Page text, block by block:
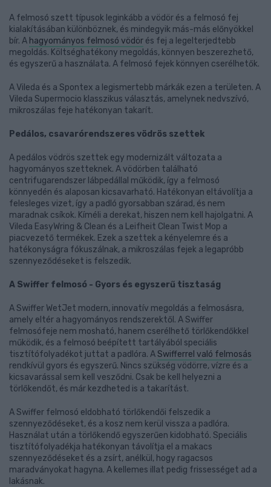
A felmosó szett típusok leginkább a vödör és a felmosó fej
kialakításában különböznek, és mindegyik más-más előnyökkel
bír. A hagyományos felmosó vödör és fej a legelterjedtebb
megoldás. Költséghatékony megoldás, könnyen beszerezhető,
és egyszerű a használata. A felmosó fejek könnyen cserélhetők.
A Vileda és a Spontex a legismertebb márkák ezen a területen. A
Vileda Supermocio klasszikus választás, amelynek nedvszívó,
mikroszálas feje hatékonyan takarít.
Pedálos, csavarórendszeres vödrös szettek
A pedálos vödrös szettek egy modernizált változata a
hagyományos szetteknek. A vödörben található
centrifugarendszer lábpedállal működik, így a felmosó
könnyedén és alaposan kicsavarható. Hatékonyan eltávolítja a
felesleges vizet, így a padló gyorsabban szárad, és nem
maradnak csíkok. Kíméli a derekat, hiszen nem kell hajolgatni. A
Vileda EasyWring & Clean és a Leifheit Clean Twist Mop a
piacvezető termékek. Ezek a szettek a kényelemre és a
hatékonyságra fókuszálnak, a mikroszálas fejek a legapróbb
szennyeződéseket is felszedik.
A Swiffer felmosó - Gyors és egyszerű tisztaság
A Swiffer WetJet modern, innovatív megoldás a felmosásra,
amely eltér a hagyományos rendszerektől. A Swiffer
felmosófeje nem mosható, hanem cserélhető törlőkendőkkel
működik, és a felmosó beépített tartályából speciális
tisztítófolyadékot juttat a padlóra. ASwifferrel való felmosás
rendkívül gyors és egyszerű. Nincs szükség vödörre, vízre és a
kicsavarással sem kell vesződni. Csak be kell helyezni a
törlőkendőt, és már kezdheted is a takarítást.
A Swiffer felmosó eldobható törlőkendői felszedik a
szennyeződéseket, és a kosz nem kerül vissza a padlóra.
Használat után a törlőkendő egyszerűen kidobható. Speciális
tisztítófolyadékja hatékonyan távolítja el a makacs
szennyeződéseket és a zsírt, anélkül, hogy ragacsos
maradványokat hagyna. A kellemes illat pedig frissességet ad a
lakásnak.